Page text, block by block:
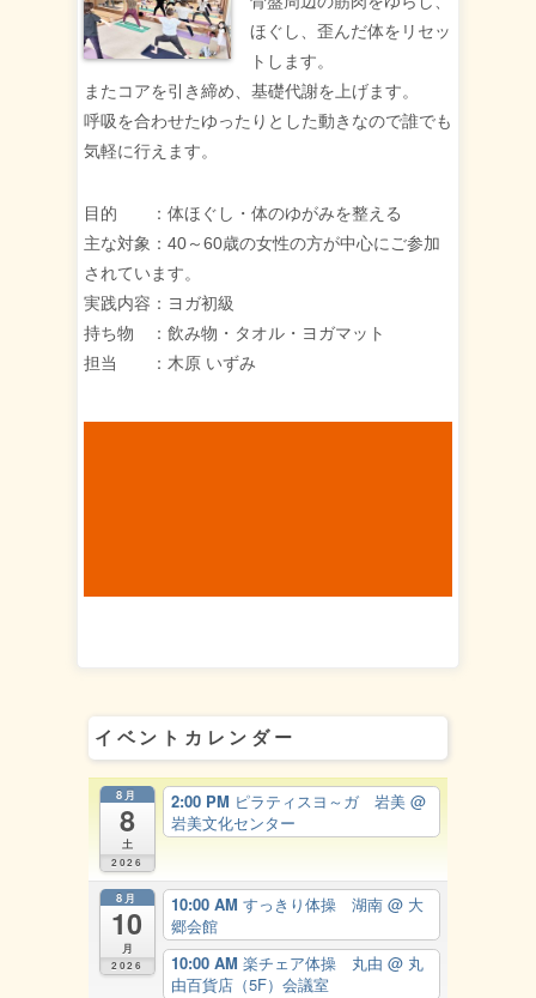
ほぐし、歪んだ体をリセッ
トします。
またコアを引き締め、基礎代謝を上げます。
呼吸を合わせたゆったりとした動きなので誰でも
気軽に行えます。
目的 ：体ほぐし・体のゆがみを整える
主な対象：40～60歳の女性の方が中心にご参加
されています。
実践内容：ヨガ初級
持ち物 ：飲み物・タオル・ヨガマット
担当 ：木原 いずみ
イベントカレンダー
8月
8
土
2026
2:00 PM ピラティスヨ～ガ 岩美 @
岩美文化センター
8月
10
月
2026
10:00 AM すっきり体操 湖南 @ 大
郷会館
10:00 AM 楽チェア体操 丸由 @ 丸
由百貨店（5F）会議室